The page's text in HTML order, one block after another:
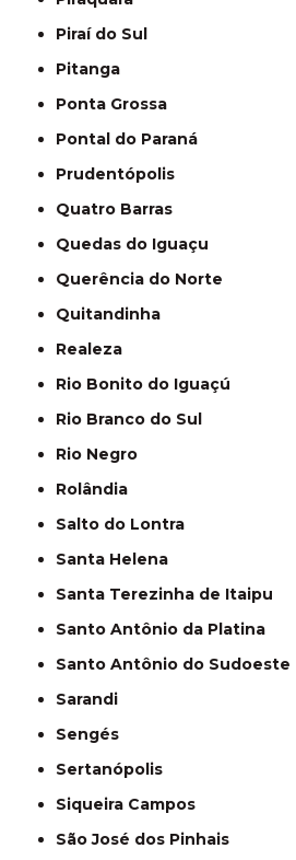
Piraí do Sul
Pitanga
Ponta Grossa
Pontal do Paraná
Prudentópolis
Quatro Barras
Quedas do Iguaçu
Querência do Norte
Quitandinha
Realeza
Rio Bonito do Iguaçú
Rio Branco do Sul
Rio Negro
Rolândia
Salto do Lontra
Santa Helena
Santa Terezinha de Itaipu
Santo Antônio da Platina
Santo Antônio do Sudoeste
Sarandi
Sengés
Sertanópolis
Siqueira Campos
São José dos Pinhais